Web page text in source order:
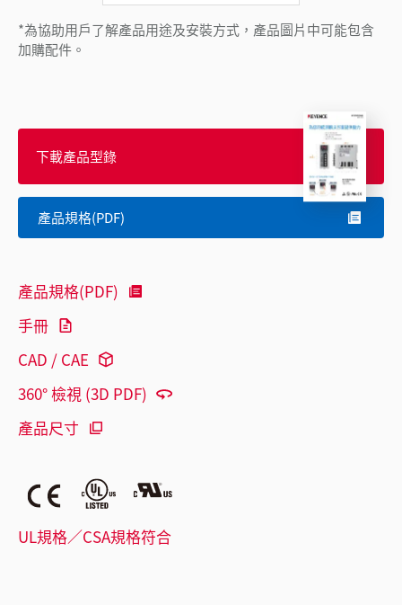
*為協助用戶了解產品用途及安裝方式，產品圖片中可能包含
加購配件。
下載產品型錄
產品規格(PDF)
產品規格(PDF)
手冊
CAD / CAE
360° 檢視 (3D PDF)
產品尺寸
UL規格／CSA規格符合